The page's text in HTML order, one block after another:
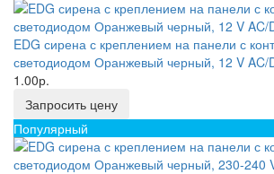
EDG сирена с креплением на панели с
светодиодом Оранжевый черный, 12 V AC/
1.00р.
Запросить цену
Популярный